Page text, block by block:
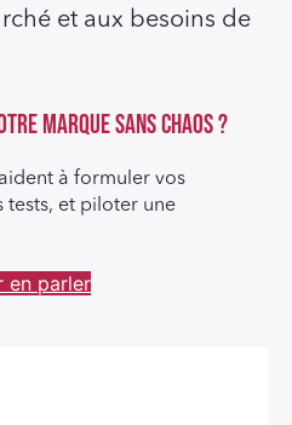
et aux besoins de
marque sans chaos ?
à formuler vos
tests, et piloter une
en parler